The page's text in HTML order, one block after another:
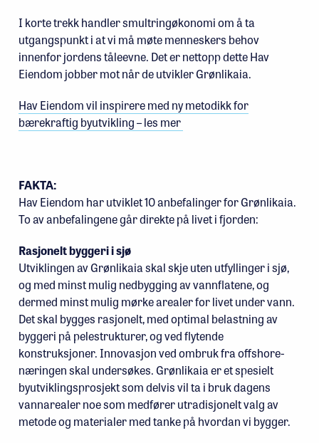
I korte trekk handler smultringøkonomi om å ta
utgangspunkt i at vi må møte menneskers behov
innenfor jordens tåleevne. Det er nettopp dette Hav
Eiendom jobber mot når de utvikler Grønlikaia.
Hav Eiendom vil inspirere med ny metodikk for
bærekraftig byutvikling – les mer
FAKTA:
Hav Eiendom har utviklet 10 anbefalinger for Grønlikaia.
To av anbefalingene går direkte på livet i fjorden:
Rasjonelt byggeri i sjø
Utviklingen av Grønlikaia skal skje uten utfyllinger i sjø,
og med minst mulig nedbygging av vannflatene, og
dermed minst mulig mørke arealer for livet under vann.
Det skal bygges rasjonelt, med optimal belastning av
byggeri på pelestrukturer, og ved flytende
konstruksjoner. Innovasjon ved ombruk fra offshore-
næringen skal undersøkes. Grønlikaia er et spesielt
byutviklingsprosjekt som delvis vil ta i bruk dagens
vannarealer noe som medfører utradisjonelt valg av
metode og materialer med tanke på hvordan vi bygger.